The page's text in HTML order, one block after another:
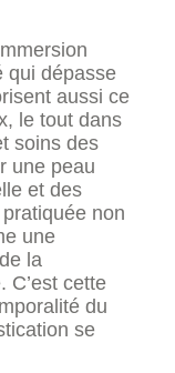
qui dépasse
aussi ce
le tout dans
soins des
une peau
et des
non
une
la
C’est cette
du
se